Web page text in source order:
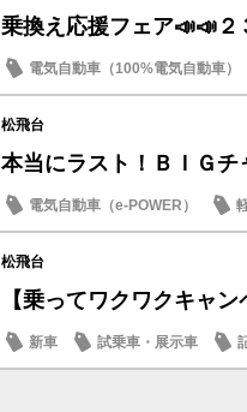
乗換え応援フェア📣📣
電気自動車（100%電気自動車）
店内イベント
日産のお店
松飛台
本当にラスト！ＢＩＧチ
電気自動車（e-POWER）
日産のお店
松飛台
【乗ってワクワクキャ
新車 試乗車・展示車
日産のお店